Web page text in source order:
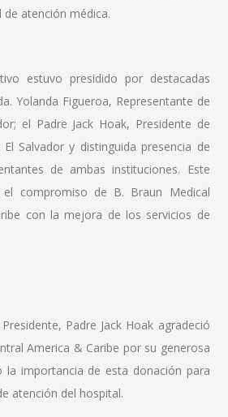
atención médica.
estuvo presidido por destacadas
Yolanda Figueroa, Representante de
el Padre Jack Hoak, Presidente de
El Salvador y distinguida presencia de
de ambas instituciones. Este
compromiso de B. Braun Medical
con la mejora de los servicios de
Padre Jack Hoak agradeció
America & Caribe por su generosa
la importancia de esta donación para
atención del hospital.